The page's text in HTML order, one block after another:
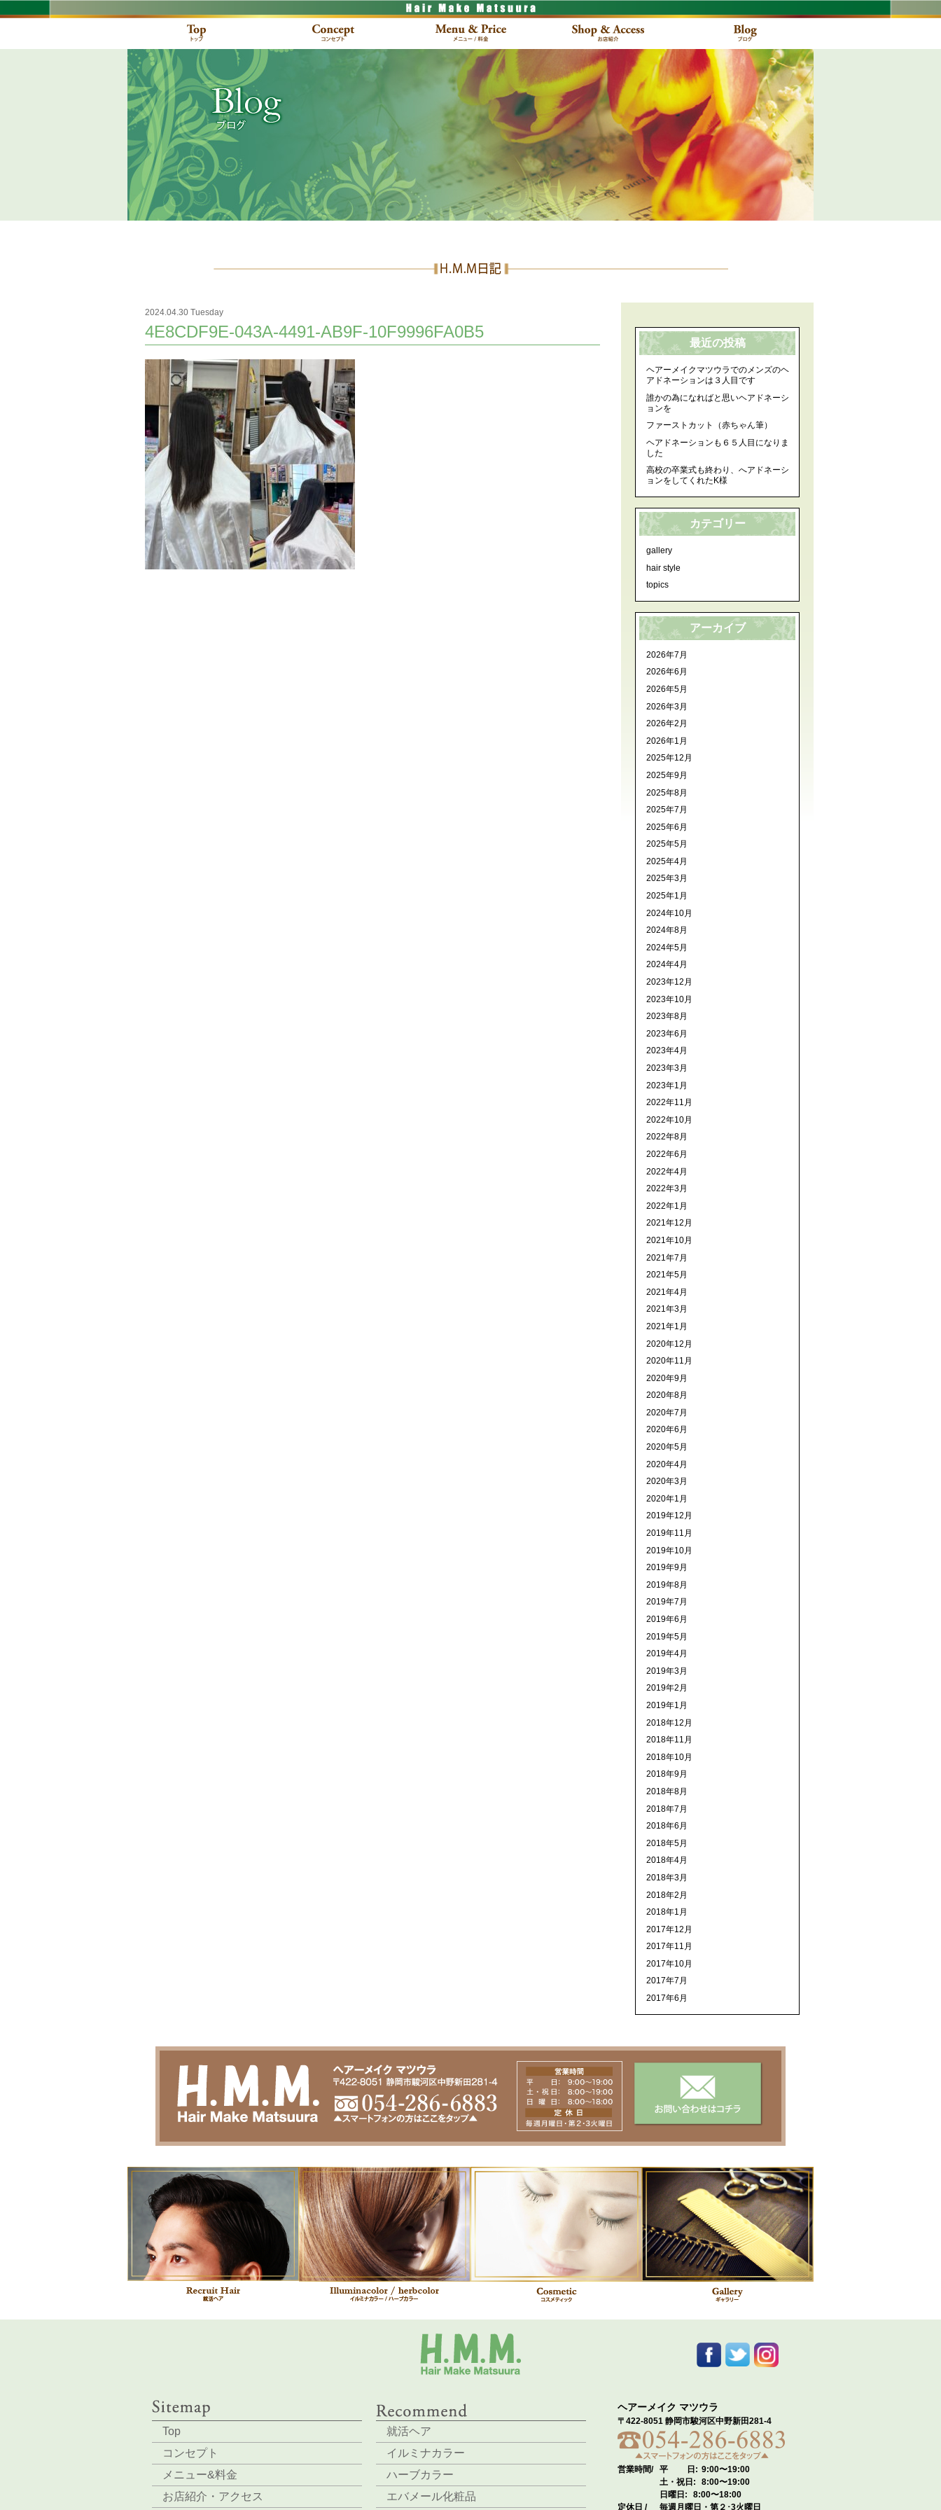
2024.04.30 Tuesday
4E8CDF9E-043A-4491-AB9F-10F9996FA0B5
最近の投稿
ヘアーメイクマツウラでのメンズのヘ
アドネーションは３人目です
誰かの為になればと思いヘアドネーシ
ョンを
ファーストカット（赤ちゃん筆）
ヘアドネーションも６５人目になりま
した
高校の卒業式も終わり、へアドネーシ
ョンをしてくれたK様
カテゴリー
gallery
hair style
topics
アーカイブ
2026年7月
2026年6月
2026年5月
2026年3月
2026年2月
2026年1月
2025年12月
2025年9月
2025年8月
2025年7月
2025年6月
2025年5月
2025年4月
2025年3月
2025年1月
2024年10月
2024年8月
2024年5月
2024年4月
2023年12月
2023年10月
2023年8月
2023年6月
2023年4月
2023年3月
2023年1月
2022年11月
2022年10月
2022年8月
2022年6月
2022年4月
2022年3月
2022年1月
2021年12月
2021年10月
2021年7月
2021年5月
2021年4月
2021年3月
2021年1月
2020年12月
2020年11月
2020年9月
2020年8月
2020年7月
2020年6月
2020年5月
2020年4月
2020年3月
2020年1月
2019年12月
2019年11月
2019年10月
2019年9月
2019年8月
2019年7月
2019年6月
2019年5月
2019年4月
2019年3月
2019年2月
2019年1月
2018年12月
2018年11月
2018年10月
2018年9月
2018年8月
2018年7月
2018年6月
2018年5月
2018年4月
2018年3月
2018年2月
2018年1月
2017年12月
2017年11月
2017年10月
2017年7月
2017年6月
Top
コンセプト
メニュー&料金
お店紹介・アクセス
就活ヘア
イルミナカラー
ハーブカラー
エバメール化粧品
ヘアーメイク マツウラ
〒422-8051 静岡市駿河区中野新田281-4
営業時間/ 平 日: 9:00〜19:00
土・祝日:
8:00〜19:00
日曜日:
8:00〜18:00
定休日 /
毎週月曜日・第２･3火曜日